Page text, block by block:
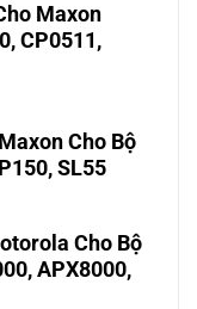
Maxon
CP0511,
Cho Bộ
SL55
Cho Bộ
APX8000,